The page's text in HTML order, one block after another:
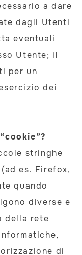
a dare
dagli Utenti
eventuali
Utente; il
per un
dei
stringhe
es. Firefox,
quando
diverse e
della rete
di